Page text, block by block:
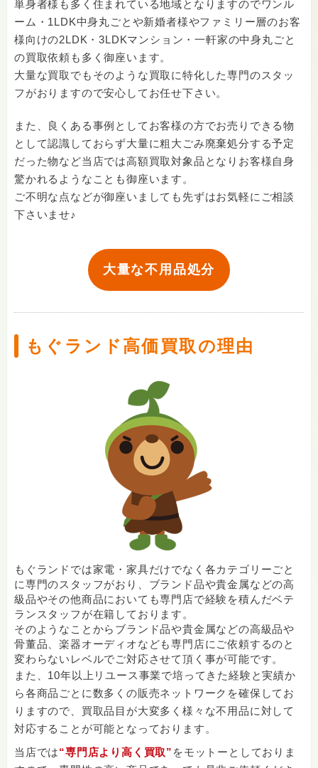
単身者様も多く住まれている地域となりますのでワンル
ーム・1LDK中身丸ごとや新婚者様やファミリー層のお客
様向けの2LDK・3LDKマンション・一軒家の中身丸ごと
の買取依頼も多く御座います。
大量な買取でもそのような買取に特化した専門のスタッ
フがおりますので安心してお任せ下さい。
また、良くある事例としてお客様の方でお売りできる物
として認識しておらず大量に粗大ごみ廃棄処分する予定
だった物など当店では高額買取対象品となりお客様自身
驚かれるようなことも御座います。
ご不明な点などが御座いましても先ずはお気軽にご相談
下さいませ♪
大量な不用品処分
もぐランド高価買取の理由
もぐランドでは家電・家具だけでなく各カテゴリーごと
に専門のスタッフがおり、ブランド品や貴金属などの高
級品やその他商品においても専門店で経験を積んだベテ
ランスタッフが在籍しております。
そのようなことからブランド品や貴金属などの高級品や
骨董品、楽器オーディオなども専門店にご依頼するのと
変わらないレベルでご対応させて頂く事が可能です。
また、10年以上リユース事業で培ってきた経験と実績か
ら各商品ごとに数多くの販売ネットワークを確保してお
りますので、買取品目が大変多く様々な不用品に対して
対応することが可能となっております。
当店では“専門店より高く買取” をモットーとしておりま